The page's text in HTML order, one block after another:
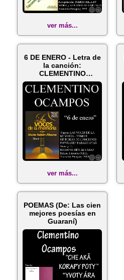
ver más...
6 DE ENERO - Letra de
la canción:
CLEMENTINO
OCAMPOS
ver más...
POEMAS (De: Las cien
mejores poesías en
Guaraní)